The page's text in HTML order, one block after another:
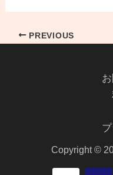
PREVIOUS
Copyright ©